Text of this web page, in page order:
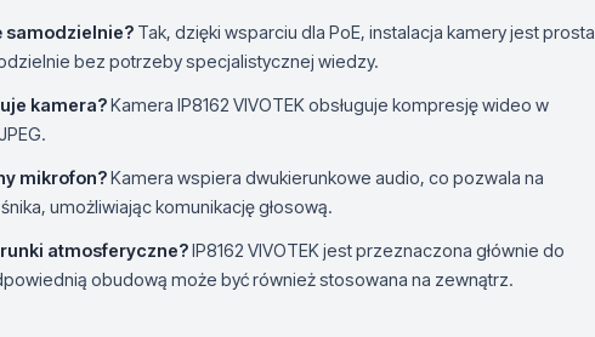
samodzielnie? Tak, dzięki wsparciu dla PoE, instalacja kamery jest prosta
bez potrzeby specjalistycznej wiedzy.
kamera?Kamera IP8162 VIVOTEK obsługuje kompresję wideo w
mikrofon?Kamera wspiera dwukierunkowe audio, co pozwala na
umożliwiając komunikację głosową.
atmosferyczne?IP8162 VIVOTEK jest przeznaczona głównie do
obudową może być również stosowana na zewnątrz.